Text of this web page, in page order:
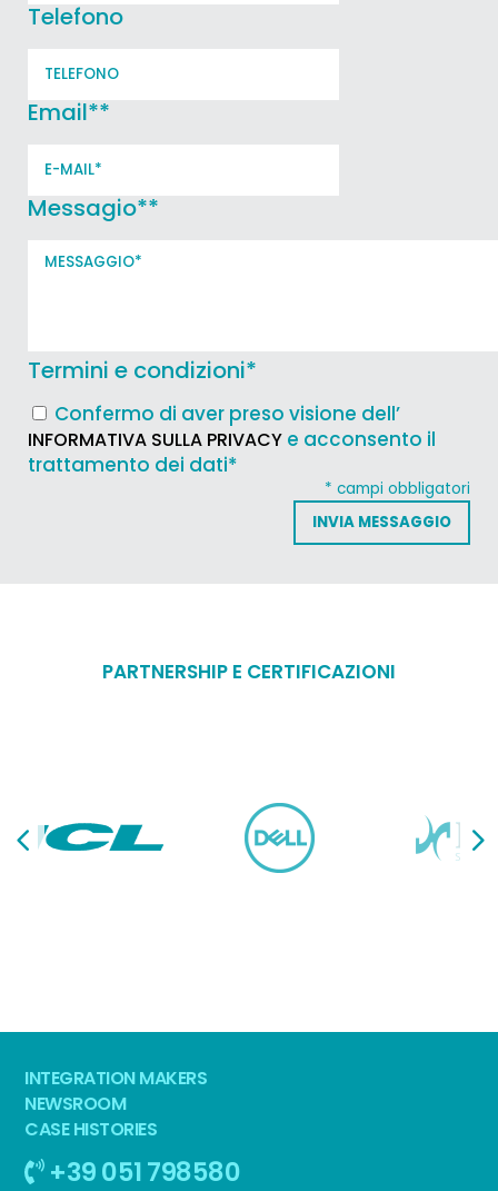
Telefono
Email**
Messagio**
Termini e condizioni*
Confermo di aver preso visione dell’
INFORMATIVA SULLA PRIVACY e acconsento il
trattamento dei dati*
* campi obbligatori
PARTNERSHIP E CERTIFICAZIONI
INTEGRATION MAKERS
NEWSROOM
CASE HISTORIES
+39 051 798580